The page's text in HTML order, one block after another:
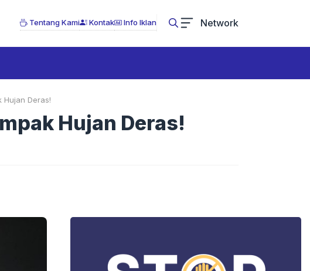
Tentang Kami Kontak Info Iklan Network
Hujan Deras!
Hujan Deras!